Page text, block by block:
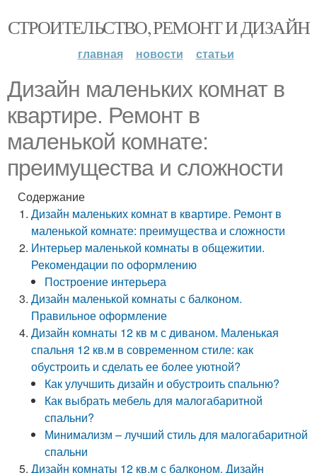
СТРОИТЕЛЬСТВО, РЕМОНТ И ДИЗАЙН
главная новости статьи
Дизайн маленьких комнат в
квартире. Ремонт в
маленькой комнате:
преимущества и сложности
Содержание
Дизайн маленьких комнат в квартире. Ремонт в
маленькой комнате: преимущества и сложности
Интерьер маленькой комнаты в общежитии.
Рекомендации по оформлению
Построение интерьера
Дизайн маленькой комнаты с балконом.
Правильное оформление
Дизайн комнаты 12 кв м с диваном. Маленькая
спальня 12 кв.м в современном стиле: как
обустроить и сделать ее более уютной?
Как улучшить дизайн и обустроить спальню?
Как выбрать мебель для малогабаритной
спальни?
Минимализм – лучший стиль для малогабаритной
спальни
Дизайн комнаты 12 кв.м с балконом. Дизайн